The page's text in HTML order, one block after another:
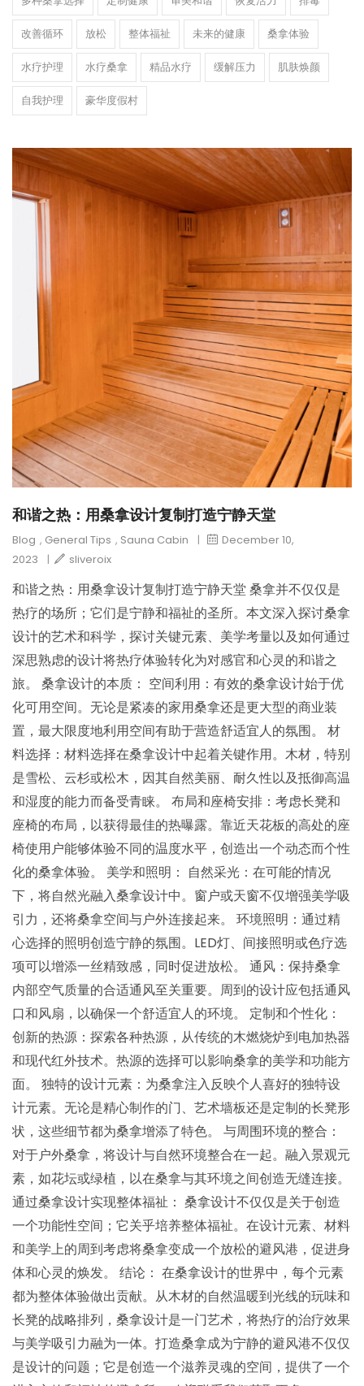
改善循环 放松 整体福祉 未来的健康 桑拿体验
水疗护理 水疗桑拿 精品水疗 缓解压力 肌肤焕颜
自我护理 豪华度假村
和谐之热：用桑拿设计复制打造宁静天堂
Blog , General Tips , Sauna Cabin |
December 10,
2023
| sliveroix
和谐之热：用桑拿设计复制打造宁静天堂 桑拿并不仅仅是
热疗的场所；它们是宁静和福祉的圣所。本文深入探讨桑拿
设计的艺术和科学，探讨关键元素、美学考量以及如何通过
深思熟虑的设计将热疗体验转化为对感官和心灵的和谐之
旅。 桑拿设计的本质： 空间利用：有效的桑拿设计始于优
化可用空间。无论是紧凑的家用桑拿还是更大型的商业装
置，最大限度地利用空间有助于营造舒适宜人的氛围。 材
料选择：材料选择在桑拿设计中起着关键作用。木材，特别
是雪松、云杉或松木，因其自然美丽、耐久性以及抵御高温
和湿度的能力而备受青睐。 布局和座椅安排：考虑长凳和
座椅的布局，以获得最佳的热曝露。靠近天花板的高处的座
椅使用户能够体验不同的温度水平，创造出一个动态而个性
化的桑拿体验。 美学和照明： 自然采光：在可能的情况
下，将自然光融入桑拿设计中。窗户或天窗不仅增强美学吸
引力，还将桑拿空间与户外连接起来。 环境照明：通过精
心选择的照明创造宁静的氛围。LED灯、间接照明或色疗选
项可以增添一丝精致感，同时促进放松。 通风：保持桑拿
内部空气质量的合适通风至关重要。周到的设计应包括通风
口和风扇，以确保一个舒适宜人的环境。 定制和个性化：
创新的热源：探索各种热源，从传统的木燃烧炉到电加热器
和现代红外技术。热源的选择可以影响桑拿的美学和功能方
面。 独特的设计元素：为桑拿注入反映个人喜好的独特设
计元素。无论是精心制作的门、艺术墙板还是定制的长凳形
状，这些细节都为桑拿增添了特色。 与周围环境的整合：
对于户外桑拿，将设计与自然环境整合在一起。融入景观元
素，如花坛或绿植，以在桑拿与其环境之间创造无缝连接。
通过桑拿设计实现整体福祉： 桑拿设计不仅仅是关于创造
一个功能性空间；它关乎培养整体福祉。在设计元素、材料
和美学上的周到考虑将桑拿变成一个放松的避风港，促进身
体和心灵的焕发。 结论： 在桑拿设计的世界中，每个元素
都为整体体验做出贡献。从木材的自然温暖到光线的玩味和
长凳的战略排列，桑拿设计是一门艺术，将热疗的治疗效果
与美学吸引力融为一体。打造桑拿成为宁静的避风港不仅仅
是设计的问题；它是创造一个滋养灵魂的空间，提供了一个